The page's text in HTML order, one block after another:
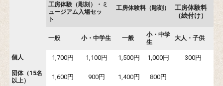
工房体験（彫刻）・ミ
ュージアム入場セッ
ト
工房体験料（彫刻）
工房体験料
（絵付け）
一般 小・中学生 一般
小・中学
生
大人・子供
個人 1,700円 1,100円 1,500円 1,000円 300円
団体（15名
以上）
1,600円 900円 1,400円 800円